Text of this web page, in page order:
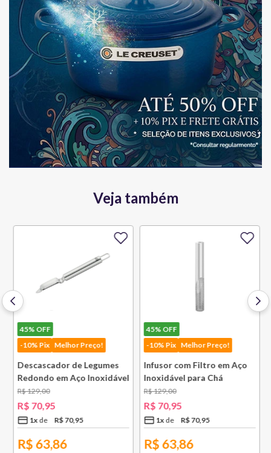
Veja também
45%OFF
-10% Pix
Melhor Preço!
Descascador de Legumes
Redondo em Aço Inoxidável
131 mm Bsf
R$129,00
R$ 70,95
1x R$ 70,95
R$ 63,86
45%OFF
-10% Pix
Melhor Preço!
Infusor com Filtro em Aço
Inoxidável para Chá
Lausanne Bsf
R$129,00
R$ 70,95
1x R$ 70,95
R$ 63,86